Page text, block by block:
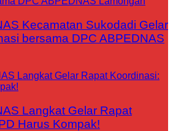
Kecamatan Sukodadi Gelar
bersama DPC ABPEDNAS
Langkat Gelar Rapat
Harus Kompak!